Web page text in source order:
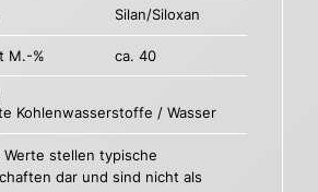
Silan/Siloxan
M.-% ca. 40
Kohlenwasserstoffe / Wasser
Werte stellen typische
dar und sind nicht als